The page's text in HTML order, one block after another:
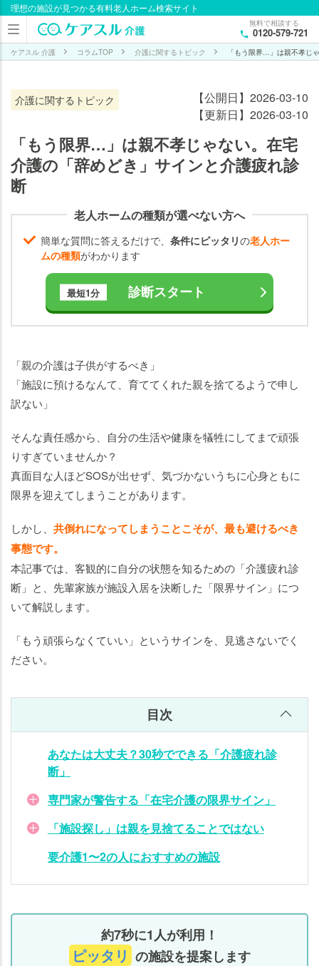
理想の施設が見つかる有料老人ホーム検索サイト
無料で相談する
0120-579-721
ケアスル 介護 コラムTOP 介護に関するトピック 「もう限界…」は親不孝じ
介護に関するトピック
【公開日】2026-03-10
【更新日】2026-03-10
「もう限界…」は親不孝じゃない。在宅
介護の「辞めどき」サインと介護疲れ診
断
老人ホームの種類が選べない方へ
簡単な質問に答えるだけで、 条件にピッタリの老人ホー
ムの種類がわかります
最短1分 診断スタート
「親の介護は子供がするべき」
「施設に預けるなんて、育ててくれた親を捨てるようで申し
訳ない」
そんな責任感から、自分の生活や健康を犠牲にしてまで頑張
りすぎていませんか？
真面目な人ほどSOSが出せず、気づかないうちに心身ともに
限界を迎えてしまうことがあります。
しかし、 共倒れになってしまうことこそが、最も避けるべき
事態です。
本記事では、客観的に自分の状態を知るための「介護疲れ診
断」と、先輩家族が施設入居を決断した「限界サイン」につ
いて解説します。
「もう頑張らなくていい」というサインを、見逃さないでく
ださい。
目次
あなたは大丈夫？30秒でできる「介護疲れ診
断」
専門家が警告する「在宅介護の限界サイン」
「施設探し」は親を見捨てることではない
要介護1〜2の人におすすめの施設
約7秒に1人が利用！
ピッタリ の施設を提案します
目次
あな
たは
夫？
30
でき
る
「介
専門
家が
する
「在
護の
限界
サイ
ン」
「施
設探
し」
は親
を見
捨て
るこ
とで
はな
い
介
1〜
す
す
の
施